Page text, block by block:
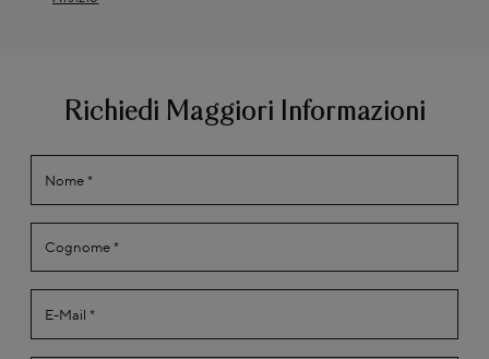
Richiedi Maggiori Informazioni